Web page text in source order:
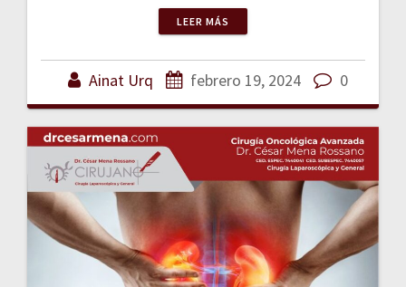
LEER MÁS
Ainat Urq febrero 19, 2024 0